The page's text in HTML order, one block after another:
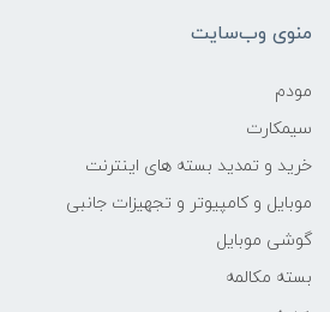
منوی وب‌سایت
مودم
سیمکارت
خرید و تمدید بسته های اینترنت
موبایل و کامپیوتر و تجهیزات جانبی
گوشی موبایل
بسته مکالمه